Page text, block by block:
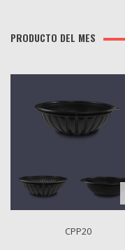
PRODUCTO DEL MES
CPP20